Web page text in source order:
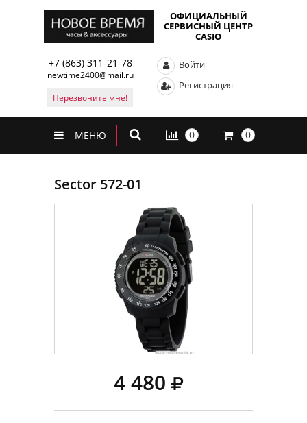
ОФИЦИАЛЬНЫЙ
СЕРВИСНЫЙ ЦЕНТР
CASIO
+7 (863) 311-21-78
newtime2400@mail.ru
Перезвоните мне!
Войти
Регистрация
МЕНЮ 0 0
Sector 572-01
4 480